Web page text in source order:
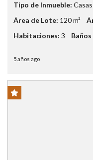
Tipo de Inmueble: Casas
Área de Lote: 120 m²
Habitaciones: 3
5 años ago